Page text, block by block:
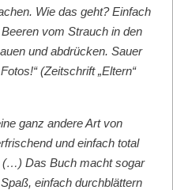
Wie das geht? Ein­fach
vom Strauch in den
und abdrück­en. Sauer
(Zeitschrift „Eltern“
ganz andere Art von
und ein­fach total
(…) Das Buch macht sog­ar
ein­fach durch­blät­tern